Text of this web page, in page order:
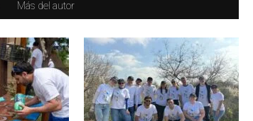
Más del autor